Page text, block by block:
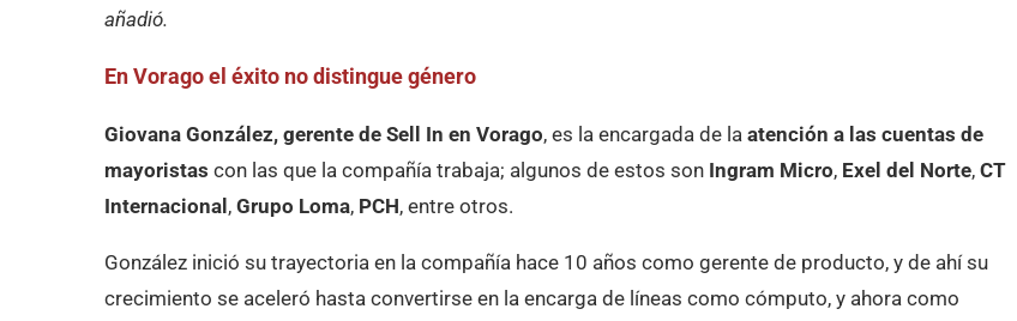
añadió.
En Vorago el éxito no distingue género
Giovana González, gerente de Sell In en Vorago, es la encargada de la atención a las cuentas de
mayoristas con las que la compañía trabaja; algunos de estos son Ingram Micro, Exel del Norte, CT
Internacional , Grupo Loma, PCH, entre otros.
González inició su trayectoria en la compañía hace 10 años como gerente de producto, y de ahí su
crecimiento se aceleró hasta convertirse en la encarga de líneas como cómputo, y ahora como